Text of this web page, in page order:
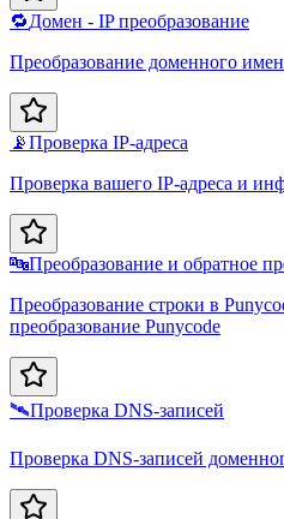
🔁Домен - IP преобразование
Преобразование доменного
📡Проверка IP-адреса
Проверка вашего IP-адреса и
🔤Преобразование и обратное
Преобразование строки в
преобразование Punycode
🛰️Проверка DNS-записей
Проверка DNS-записей